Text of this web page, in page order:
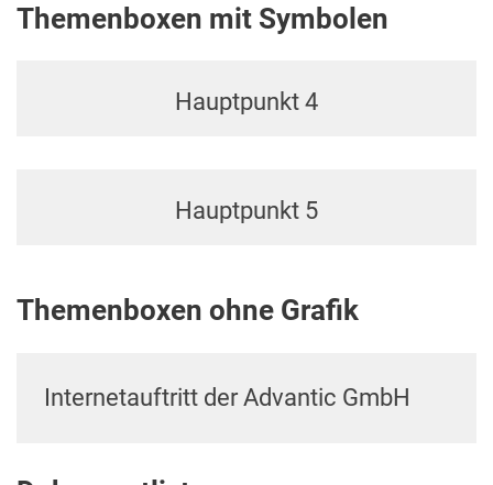
Themenboxen mit Symbolen
Hauptpunkt 4
Hauptpunkt 5
Themenboxen ohne Grafik
Internetauftritt der Advantic GmbH